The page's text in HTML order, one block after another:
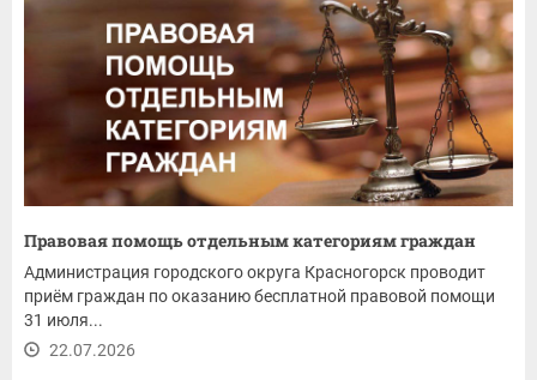
Правовая помощь отдельным категориям граждан
Администрация городского округа Красногорск проводит
приём граждан по оказанию бесплатной правовой помощи
31 июля...
22.07.2026